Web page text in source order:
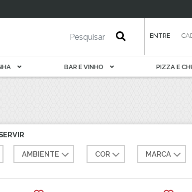
ENTRE
BAR E VINHO PIZZA E
Porta Pão E Torrada
Rechaud
Sopeira
AMBIENTE COR MARCA